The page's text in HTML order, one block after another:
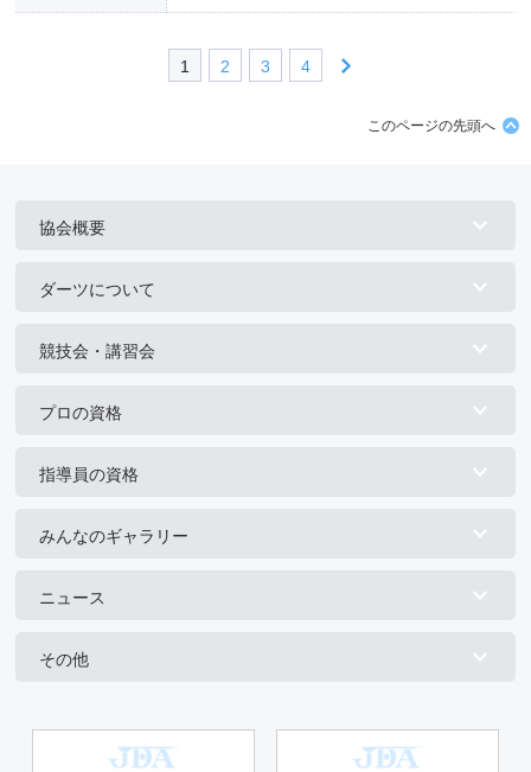
1 2 3 4
このページの先頭へ
協会概要
ダーツについて
競技会・講習会
プロの資格
指導員の資格
みんなのギャラリー
ニュース
その他